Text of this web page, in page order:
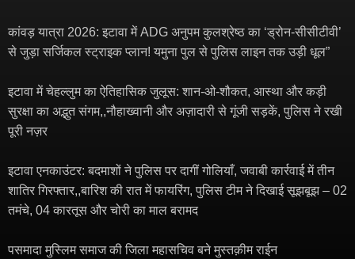
कांवड़ यात्रा 2026: इटावा में ADG अनुपम कुलश्रेष्ठ का ‘ड्रोन-सीसीटीवी’
से जुड़ा सर्जिकल स्ट्राइक प्लान! यमुना पुल से पुलिस लाइन तक उड़ी धूल”
इटावा में चेहल्लुम का ऐतिहासिक जुलूस: शान-ओ-शौकत, आस्था और कड़ी
सुरक्षा का अद्भुत संगम,,नौहाख्वानी और अज़ादारी से गूंजी सड़कें, पुलिस ने रखी
पूरी नज़र
इटावा एनकाउंटर: बदमाशों ने पुलिस पर दागीं गोलियाँ, जवाबी कार्रवाई में तीन
शातिर गिरफ्तार,,बारिश की रात में फायरिंग, पुलिस टीम ने दिखाई सूझबूझ – 02
तमंचे, 04 कारतूस और चोरी का माल बरामद
पसमादा मुस्लिम समाज की जिला महासचिव बने मुस्तक़ीम राईन